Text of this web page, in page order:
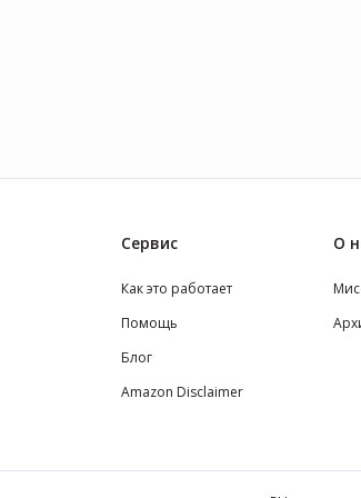
Сервис
Как это работает
Помощь
Блог
Amazon Disclaimer
О